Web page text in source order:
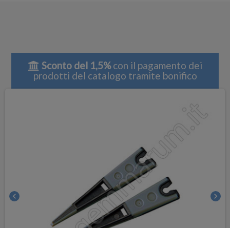
Sconto del 1,5%con il pagamento dei
prodotti del catalogo tramite bonifico
chevron_left chevron_right